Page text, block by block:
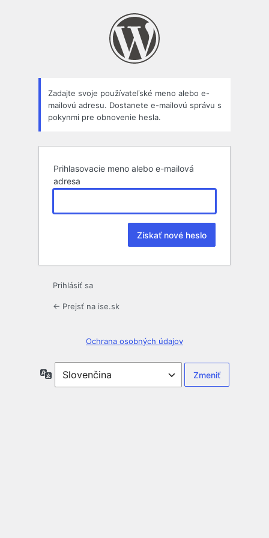
Zadajte svoje používateľské meno alebo e-
mailovú adresu. Dostanete e-mailovú správu s
pokynmi pre obnovenie hesla.
Prihlasovacie meno alebo e-mailová
adresa
Prihlásiť sa
← Prejsť na ise.sk
Ochrana osobných údajov
Jazyk